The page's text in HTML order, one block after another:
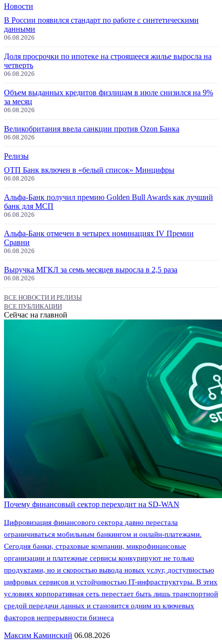
Новости
В России появился стандарт по работе с синтетическими
данными
06.08.2026
Доля просрочки по ипотеке на строящееся жилье выросла на
четверть
06.08.2026
Объем выданных кредитов физлицам в июле снизился на 9%
за месяц
06.08.2026
Великобритания ввела санкции против Ozon Банка
06.08.2026
Релизы
ОТП Банк включен в «белый список» Минцифры
06.08.2026
Альфа-Банк получил премию Golden Bull Awards как лучший
банк для МСП
06.08.2026
Альфа-Банк отмечен в четырех номинациях IV Премии
Сравни
06.08.2026
Выручка МГКЛ за семь месяцев выросла в 2,5 раза
06.08.2026
ВСЕ НОВОСТИ И РЕЛИЗЫ
ВСЕ ПУБЛИКАЦИИ
Сейчас на главной
Почему финансовый сектор переходит на SD-WAN
Цифровизация финансового сектора давно перестала
ограничиваться мобильным банкингом и онлайн-платежами.
Сегодня банки, страховые компании, микрофинансовые
организации и платежные сервисы конкурируют не только
продуктами, но и скоростью вывода новых услуг, доступностью
цифровых сервисов и устойчивостью IT-инфраструктуры. В этих
условиях корпоративная сеть перестает быть лишь транспортной
средой передачи данных и становится одним из ключевых
факторов непрерывности бизнеса
Максим Каминский 06.08.2026